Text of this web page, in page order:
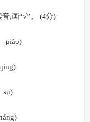
,画“√”。 (4分)
piào)
su)